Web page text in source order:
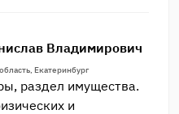
Владимирович
Екатеринбург
раздел имущества.
и